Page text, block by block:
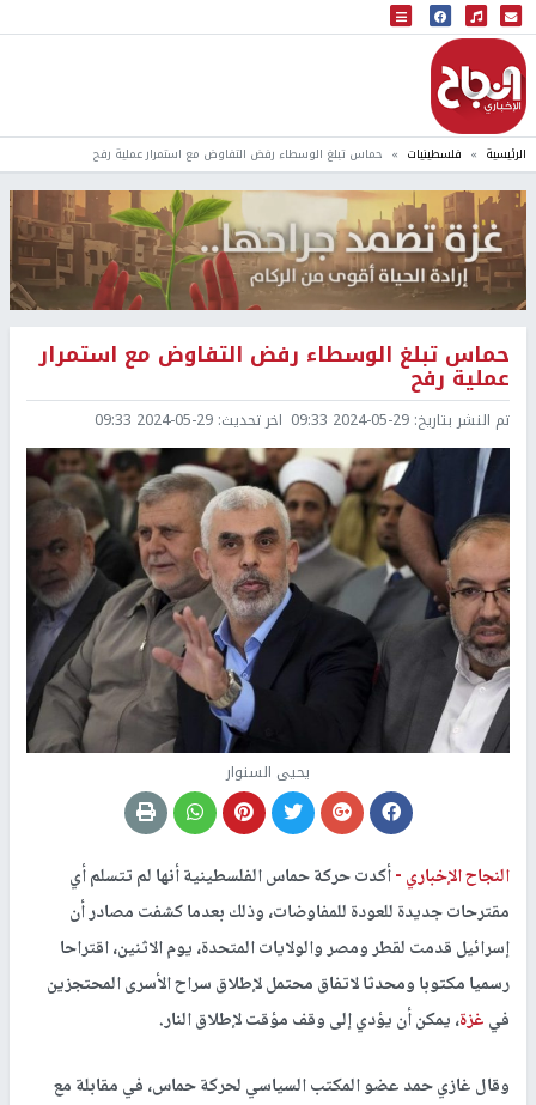
البث المباشر
إذاعة النجاح
الرئيسية فلسطينيات حماس تبلغ الوسطاء رفض التفاوض مع استمرار عملية رفح
حماس تبلغ الوسطاء رفض التفاوض مع استمرار
عملية رفح
تم النشر بتاريخ: 2024-05-29 09:33 اخر تحديث: 2024-05-29 09:33
يحيى السنوار
النجاح الإخباري -أكدت حركة حماس الفلسطينية أنها لم تتسلم أي
مقترحات جديدة للعودة للمفاوضات، وذلك بعدما كشفت مصادر أن
إسرائيل قدمت لقطر ومصر والولايات المتحدة، يوم الاثنين، اقتراحا
رسميا مكتوبا ومحدثا لاتفاق محتمل لإطلاق سراح الأسرى المحتجزين
فيغزة، يمكن أن يؤدي إلى وقف مؤقت لإطلاق النار.
وقال غازي حمد عضو المكتب السياسي لحركة حماس، في مقابلة مع